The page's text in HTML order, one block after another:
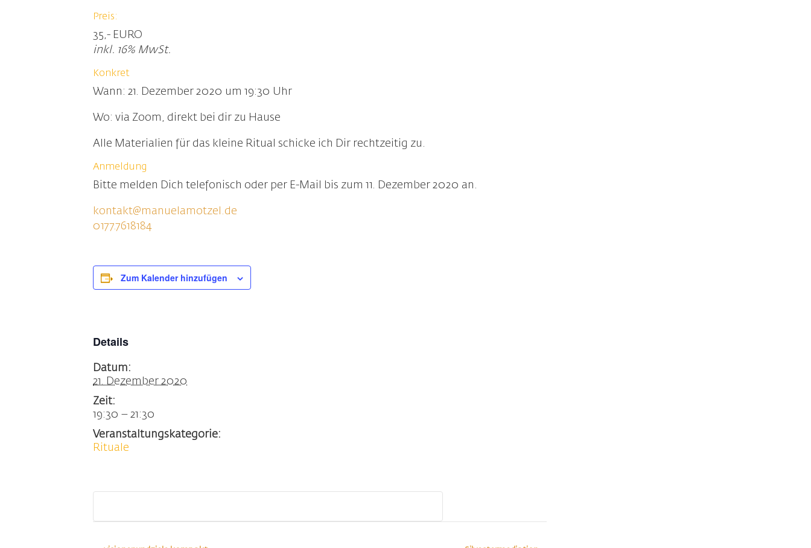
Preis:
35,- EURO
inkl. 16% MwSt.
Konkret
Wann: 21. Dezember 2020 um 19:30 Uhr
Wo: via Zoom, direkt bei dir zu Hause
Alle Materialien für das kleine Ritual schicke ich Dir rechtzeitig zu.
Anmeldung
Bitte melden Dich telefonisch oder per E-Mail bis zum 11. Dezember 2020 an.
kontakt@manuelamotzel.de
0177.7618184
Zum Kalender hinzufügen
Details
Datum:
21. Dezember 2020
Zeit:
19:30 – 21:30
Veranstaltungskategorie:
Rituale